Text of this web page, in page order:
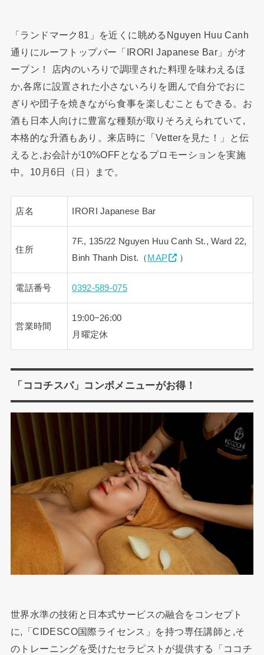
「ランドマーク81」を近くに眺めるNguyen Huu Canh
通りにルーフトップバー「IRORI Japanese Bar」がオ
ープン！ 店内のいろりで調理された料理を味わえるほ
か,各席に設置された小さないろりを囲んで自分でおに
ぎりや団子を焼きながら食事を楽しむこともできる。お
酒も日本人向けに豊富な種類が取りそろえられていて,
本格的な升酒もあり。来店時に「Vetterを見た！」と伝
えると,お会計が10%OFFとなるプロモーションを実施
中。10月6日（日）まで。
店名 IRORI Japanese Bar
住所
7F., 135/22 Nguyen Huu Canh St., Ward 22,
Binh Thanh Dist.（ MAP ）
電話番号 0392-589-075
営業時間
19:00−26:00
月曜定休
「ココチスパ」コンボメニューがお得！
世界水準の技術と日本式サービスの融合をコンセプト
に,「CIDESCO国際ライセンス」を持つ専任講師と,そ
のトレーニングを受けたセラピストが提供する「ココチ